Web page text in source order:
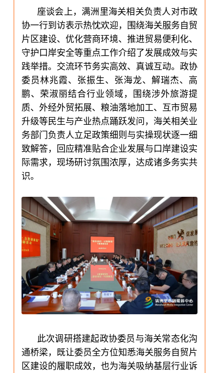
座谈会上，满洲里海关相关负责人对市政
协一行到访表示热忱欢迎，围绕海关服务自贸
片区建设、优化营商环境、推进贸易便利化、
守护口岸安全等重点工作介绍了发展成效与实
践举措。交流环节务实高效、真诚互动。政协
委员林兆霞、张振生、张海龙、解瑞杰、高
鹏、荣淑丽结合行业领域，围绕涉外旅游提
质、外经外贸拓展、粮油落地加工、互市贸易
升级等民生与产业热点踊跃发问，海关相关业
务部门负责人立足政策细则与实操现状逐一细
致解答，回应精准贴合企业发展与口岸建设实
际需求，现场研讨氛围浓厚，达成诸多务实共
识。
此次调研搭建起政协委员与海关常态化沟
通桥梁，既让委员全方位知悉海关服务自贸片
区建设的履职成效，也为海关吸纳基层行业诉